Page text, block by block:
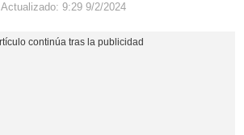
Actualizado: 9:29 9/2/2024